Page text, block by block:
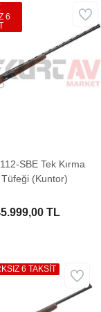
SBE Tek Kırma
(Kuntor)
TL
6
6 TAKSİT